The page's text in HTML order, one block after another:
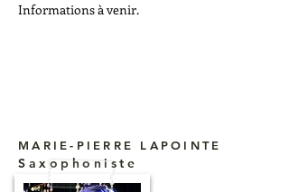
Informations à venir.
MARIE-PIERRE LAPOINTE
Saxophoniste